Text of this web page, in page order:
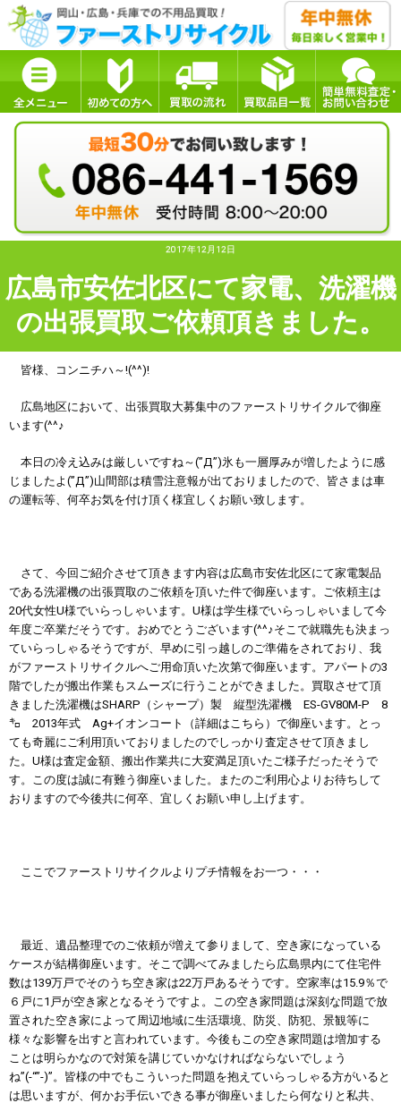
2017年12月12日
広島市安佐北区にて家電、洗濯機
の出張買取ご依頼頂きました。
皆様、コンニチハ～!(^^)!
広島地区において、出張買取大募集中のファーストリサイクルで御座
います(^^♪
本日の冷え込みは厳しいですね～(”Д”)氷も一層厚みが増したように感
じましたよ(”Д”)山間部は積雪注意報が出ておりましたので、皆さまは車
の運転等、何卒お気を付け頂く様宜しくお願い致します。
さて、今回ご紹介させて頂きます内容は広島市安佐北区にて家電製品
である洗濯機の出張買取のご依頼を頂いた件で御座います。ご依頼主は
20代女性U様でいらっしゃいます。U様は学生様でいらっしゃいまして今
年度ご卒業だそうです。おめでとうございます(^^♪そこで就職先も決まっ
ていらっしゃるそうですが、早めに引っ越しのご準備をされており、我
がファーストリサイクルへご用命頂いた次第で御座います。アパートの3
階でしたが搬出作業もスムーズに行うことができました。買取させて頂
きました洗濯機はSHARP（シャープ）製 縦型洗濯機 ES-GV80M-P 8
㌔ 2013年式 Ag+イオンコート（詳細はこちら ）で御座います。とっ
ても奇麗にご利用頂いておりましたのでしっかり査定させて頂きまし
た。U様は査定金額、搬出作業共に大変満足頂いたご様子だったそうで
す。この度は誠に有難う御座いました。またのご利用心よりお待ちして
おりますので今後共に何卒、宜しくお願い申し上げます。
ここでファーストリサイクルよりプチ情報をお一つ・・・
最近、遺品整理でのご依頼が増えて参りまして、空き家になっている
ケースが結構御座います。そこで調べてみましたら広島県内にて住宅件
数は139万戸でそのうち空き家は22万戸あるそうです。空家率は15.9％で
６戸に1戸が空き家となるそうですよ。この空き家問題は深刻な問題で放
置された空き家によって周辺地域に生活環境、防災、防犯、景観等に
様々な影響を出すと言われています。今後もこの空き家問題は増加する
ことは明らかなので対策を講じていかなければならないでしょう
ね”(-“”-)”。皆様の中でもこういった問題を抱えていらっしゃる方がいると
は思いますが、何かお手伝いできる事が御座いましたら何なりと私共、